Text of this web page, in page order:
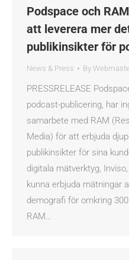
Podspace och
att leverera mer
publikinsikter för
News & Press By
PRESSRELEASE
podcast-publicering, har
samarbete med RAM
Media) för att erbjuda
publikinsikter för sina
digitala mätverktyg,
kunna erbjuda mätningar
demografi för omkring
RAM…